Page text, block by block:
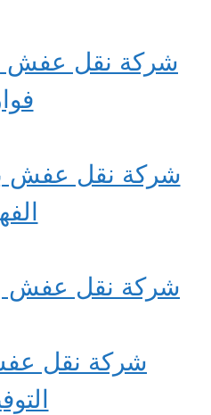
شركة نقل عفش
شركة نقل عفش
شركة نقل عفش
شركة نقل